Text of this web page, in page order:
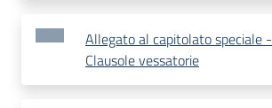
Allegato al capitolato speciale -
Clausole vessatorie